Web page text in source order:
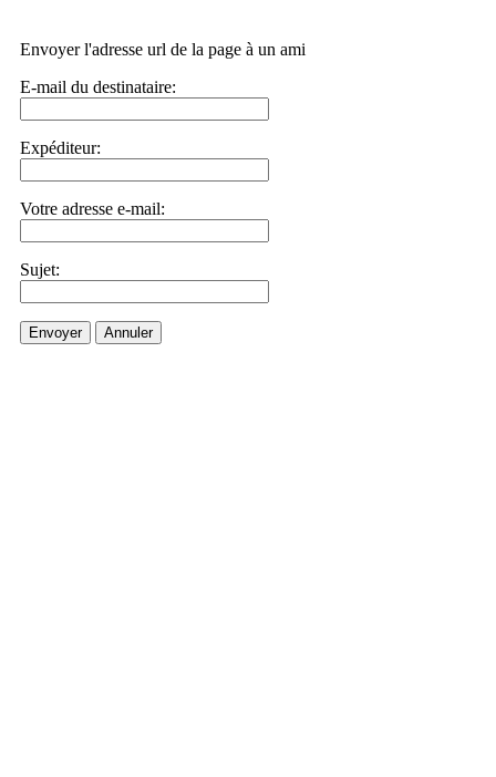
Envoyer l'adresse url de la page à un ami
E-mail du destinataire:
Expéditeur:
Votre adresse e-mail:
Sujet:
Envoyer Annuler